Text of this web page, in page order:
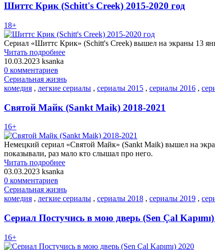
Шиттс Крик (Schitt's Creek) 2015-2020 год
18+
Сериал «Шиттс Крик» (Schitt's Creek) вышел на экраны 13
Читать подробнее
10.03.2023 ksanka
0 комментариев
Сериальная жизнь
комедия , легкие сериалы , сериалы 2015 , сериалы 2016 ,
Святой Майк (Sankt Maik) 2018-2021
16+
Немецкий сериал «Святой Майк» (Sankt Maik) вышел на
показывали, раз мало кто слышал про него.
Читать подробнее
03.03.2023 ksanka
0 комментариев
Сериальная жизнь
комедия , легкие сериалы , сериалы 2018 , сериалы 2019 ,
Сериал Постучись в мою дверь (Sen Çal
16+